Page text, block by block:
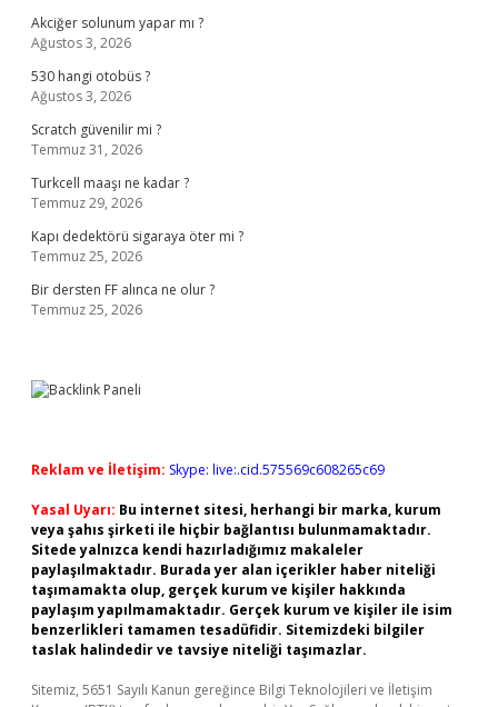
Akciğer solunum yapar mı ?
Ağustos 3, 2026
530 hangi otobüs ?
Ağustos 3, 2026
Scratch güvenilir mi ?
Temmuz 31, 2026
Turkcell maaşı ne kadar ?
Temmuz 29, 2026
Kapı dedektörü sigaraya öter mi ?
Temmuz 25, 2026
Bir dersten FF alınca ne olur ?
Temmuz 25, 2026
Reklam ve İletişim: Skype: live:.cid.575569c608265c69
Yasal Uyarı: Bu internet sitesi, herhangi bir marka, kurum
veya şahıs şirketi ile hiçbir bağlantısı bulunmamaktadır.
Sitede yalnızca kendi hazırladığımız makaleler
paylaşılmaktadır. Burada yer alan içerikler haber niteliği
taşımamakta olup, gerçek kurum ve kişiler hakkında
paylaşım yapılmamaktadır. Gerçek kurum ve kişiler ile isim
benzerlikleri tamamen tesadüfidir. Sitemizdeki bilgiler
taslak halindedir ve tavsiye niteliği taşımazlar.
Sitemiz, 5651 Sayılı Kanun gereğince Bilgi Teknolojileri ve İletişim